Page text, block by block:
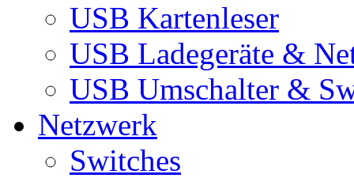
USB Kartenleser
USB Ladegeräte &
USB Umschalter &
Netzwerk
Switches